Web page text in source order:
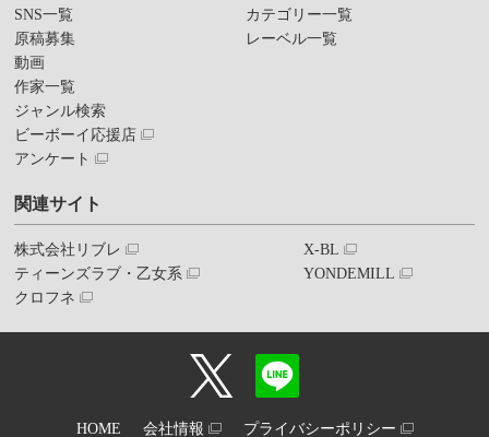
SNS一覧
原稿募集
動画
作家一覧
ジャンル検索
ビーボーイ応援店
アンケート
カテゴリー一覧
レーベル一覧
関連サイト
株式会社リブレ
ティーンズラブ・乙女系
クロフネ
X-BL
YONDEMILL
HOME 会社情報 プライバシーポリシー